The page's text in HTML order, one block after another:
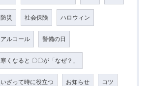
防災 社会保険 ハロウィン
アルコール 警備の日
寒くなると 〇〇が「なぜ？」
いざって時に役立つ お知らせ コツ